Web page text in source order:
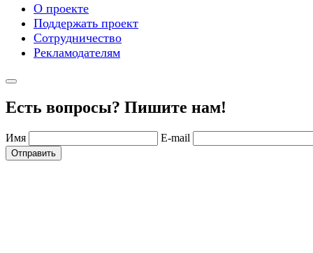
О проекте
Поддержать проект
Сотрудничество
Рекламодателям
Есть вопросы? Пишите нам!
Имя E-mail